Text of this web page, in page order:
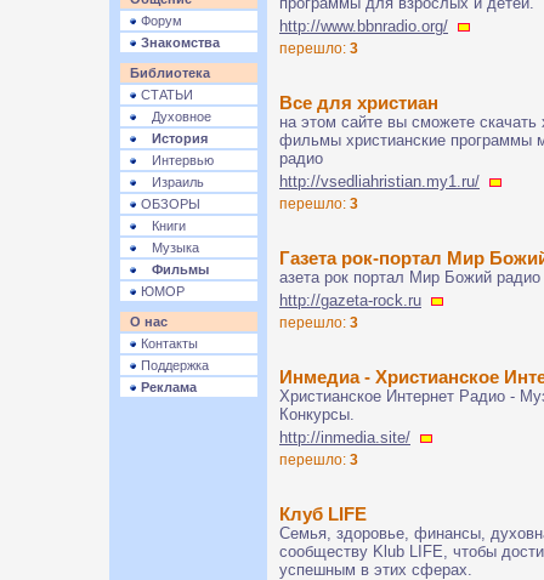
Форум
Знакомства
Библиотека
СТАТЬИ
Духовное
История
Интервью
Израиль
ОБЗОРЫ
Книги
Музыка
Фильмы
ЮМОР
О нас
Контакты
Поддержка
Реклама
http://www.bbnradio.org/
перешло: 3
Все для христиан
на этом сайте вы сможете скачать
фильмы христианские программы
радио
http://vsedliahristian.my1.ru/
перешло: 3
Газета рок-портал Мир
азета рок портал Мир Божий
http://gazeta-rock.ru
перешло: 3
Инмедиа - Христианское
Христианское Интернет Радио -
Конкурсы.
http://inmedia.site/
перешло: 3
Клуб LIFE
Семья, здоровье, финансы,
сообществу Klub LIFE, чтобы
успешным в этих сферах.